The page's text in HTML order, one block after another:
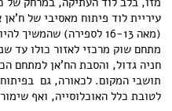
עיריית לוד פיתוח מאסיבי של
חניה גדול, והסבת הח'אן למתחם
תושבי המקום. לכאורה, גם
לטובת כלל האוכלוסייה, ואף